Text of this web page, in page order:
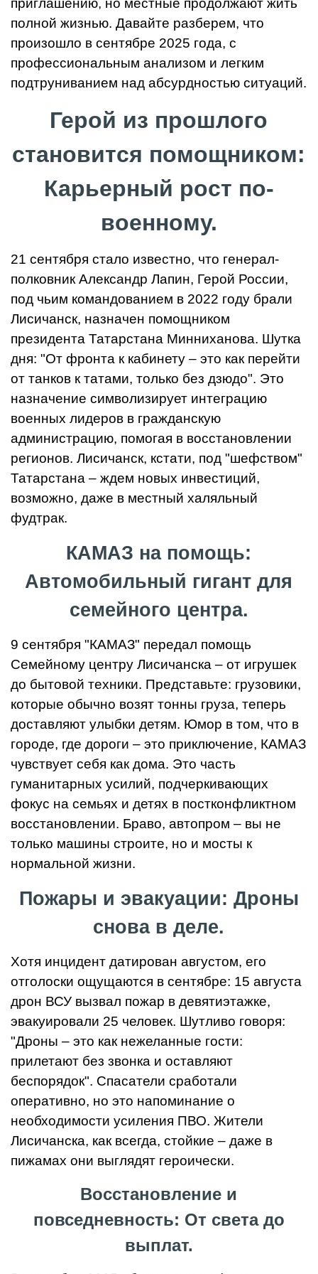
приглашению, но местные продолжают жить
полной жизнью. Давайте разберем, что
произошло в сентябре 2025 года, с
профессиональным анализом и легким
подтруниванием над абсурдностью ситуаций.
Герой из прошлого
становится помощником:
Карьерный рост по-
военному.
21 сентября стало известно, что генерал-
полковник Александр Лапин, Герой России,
под чьим командованием в 2022 году брали
Лисичанск, назначен помощником
президента Татарстана Минниханова. Шутка
дня: "От фронта к кабинету – это как перейти
от танков к татами, только без дзюдо". Это
назначение символизирует интеграцию
военных лидеров в гражданскую
администрацию, помогая в восстановлении
регионов. Лисичанск, кстати, под "шефством"
Татарстана – ждем новых инвестиций,
возможно, даже в местный халяльный
фудтрак.
КАМАЗ на помощь:
Автомобильный гигант для
семейного центра.
9 сентября "КАМАЗ" передал помощь
Семейному центру Лисичанска – от игрушек
до бытовой техники. Представьте: грузовики,
которые обычно возят тонны груза, теперь
доставляют улыбки детям. Юмор в том, что в
городе, где дороги – это приключение, КАМАЗ
чувствует себя как дома. Это часть
гуманитарных усилий, подчеркивающих
фокус на семьях и детях в постконфликтном
восстановлении. Браво, автопром – вы не
только машины строите, но и мосты к
нормальной жизни.
Пожары и эвакуации: Дроны
снова в деле.
Хотя инцидент датирован августом, его
отголоски ощущаются в сентябре: 15 августа
дрон ВСУ вызвал пожар в девятиэтажке,
эвакуировали 25 человек. Шутливо говоря:
"Дроны – это как нежеланные гости:
прилетают без звонка и оставляют
беспорядок". Спасатели сработали
оперативно, но это напоминание о
необходимости усиления ПВО. Жители
Лисичанска, как всегда, стойкие – даже в
пижамах они выглядят героически.
Восстановление и
повседневность: От света до
выплат.